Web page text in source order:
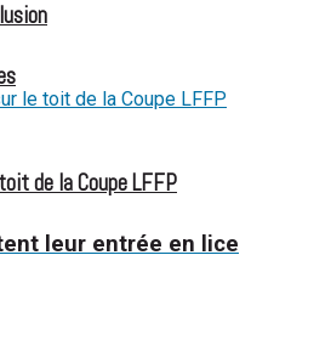
de la Coupe LFFP
leur entrée en lice